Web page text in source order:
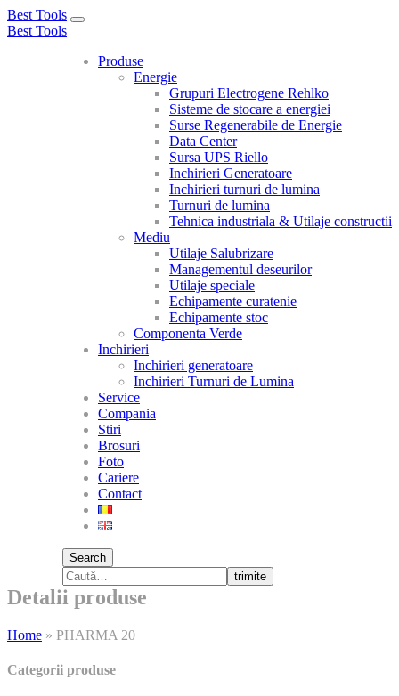
Best Tools
Toggle
Best Tools
Produse
Energie
Grupuri Electrogene Rehlko
Sisteme de stocare a energiei
Surse Regenerabile de Energie
Data Center
Sursa UPS Riello
Inchirieri Generatoare
Inchirieri turnuri de lumina
Turnuri de lumina
Tehnica industriala & Utilaje constructii
Mediu
Utilaje Salubrizare
Managementul deseurilor
Utilaje speciale
Echipamente curatenie
Echipamente stoc
Componenta Verde
Inchirieri
Inchirieri generatoare
Inchirieri Turnuri de Lumina
Service
Compania
Stiri
Brosuri
Foto
Cariere
Contact
Search
trimite
Detalii produse
Home » PHARMA 20
Categorii produse